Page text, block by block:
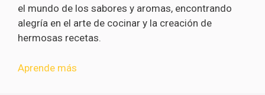
el mundo de los sabores y aromas, encontrando
alegría en el arte de cocinar y la creación de
hermosas recetas.
Aprende más